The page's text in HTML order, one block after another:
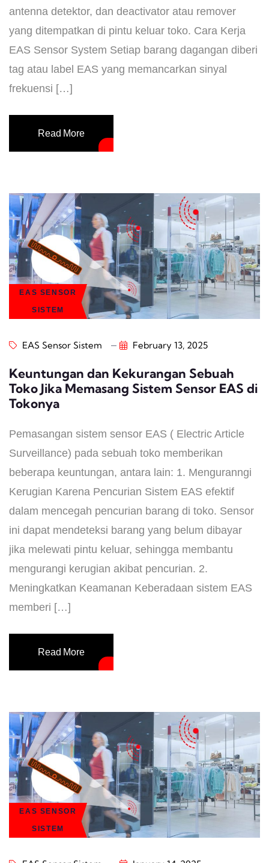
antenna detektor, dan deactivator atau remover
yang ditempatkan di pintu keluar toko. Cara Kerja
EAS Sensor System Setiap barang dagangan diberi
tag atau label EAS yang memancarkan sinyal
frekuensi […]
Read More
EAS SENSOR
SISTEM
EAS Sensor Sistem February 13, 2025
Keuntungan dan Kekurangan Sebuah
Toko Jika Memasang Sistem Sensor EAS di
Tokonya
Pemasangan sistem sensor EAS ( Electric Article
Surveillance) pada sebuah toko memberikan
beberapa keuntungan, antara lain: 1. Menguranngi
Kerugian Karena Pencurian Sistem EAS efektif
dalam mencegah pencurian barang di toko. Sensor
ini dapat mendeteksi barang yang belum dibayar
jika melewati pintu keluar, sehingga membantu
mengurangi kerugian akibat pencurian. 2.
Meningkatkan Keamanan Keberadaan sistem EAS
memberi […]
Read More
EAS SENSOR
SISTEM